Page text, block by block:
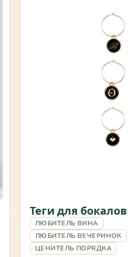
Теги для бокалов
ЛЮБИТЕЛЬ ВИНА
ЛЮБИТЕЛЬ ВЕЧЕРИНОК
ЦЕНИТЕЛЬ ПОРЯДКА